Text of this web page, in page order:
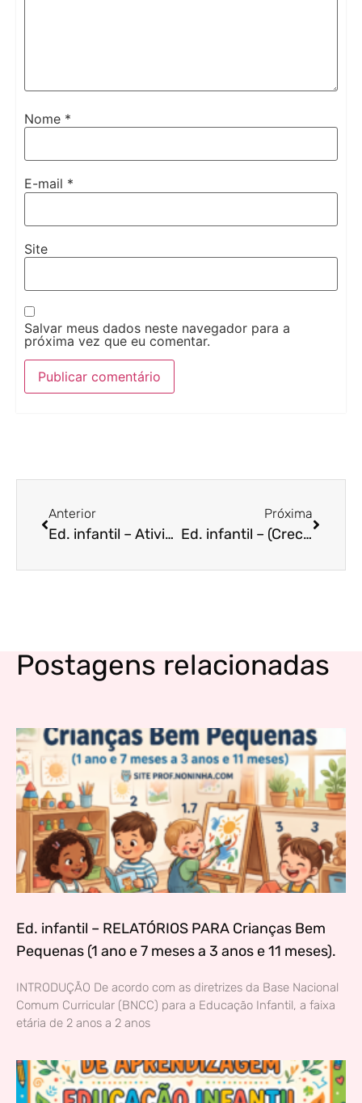
Nome *
E-mail *
Site
Salvar meus dados neste navegador para a
próxima vez que eu comentar.
Anterior
Ed. infantil – Atividades divertidas sobre: Lateralidade e Noção Espacial
Próxima
Ed. infantil – (Creche e Pré-Escola) – PLANOS DE AULA: Territórios de Giz e Movimento no Chão
Postagens relacionadas
Ed. infantil – RELATÓRIOS PARA Crianças Bem
Pequenas (1 ano e 7 meses a 3 anos e 11 meses).
INTRODUÇÃO De acordo com as diretrizes da Base Nacional
Comum Curricular (BNCC) para a Educação Infantil, a faixa
etária de 2 anos a 2 anos